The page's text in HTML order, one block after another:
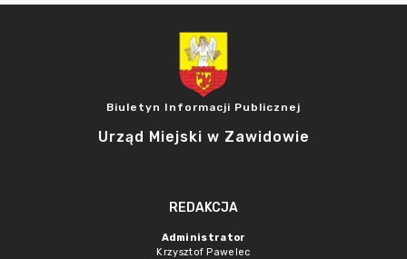
Biuletyn Informacji Publicznej
Urząd Miejski w Zawidowie
REDAKCJA
Administrator
Krzysztof Pawelec